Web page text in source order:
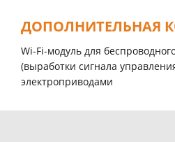
ДОПОЛНИТЕЛЬНАЯ
Wi-Fi-модуль для
(выработки сигнала
электроприводами